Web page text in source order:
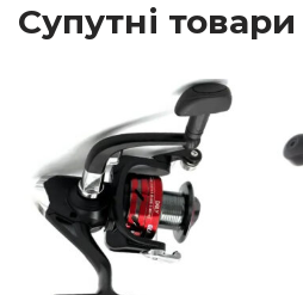
Супутні товари